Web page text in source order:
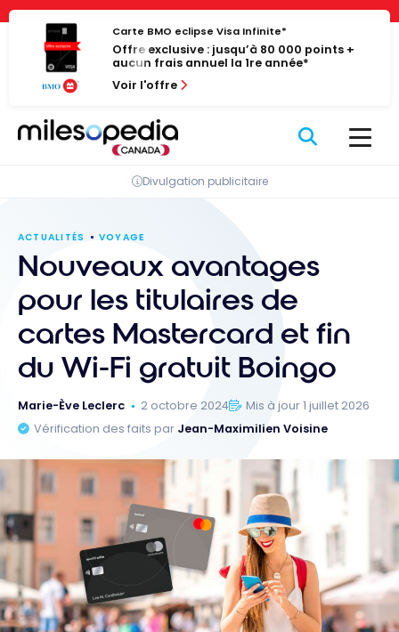
Panneau de gestion des cookies
Passer
contenu
Carte BMO eclipse Visa Infinite*
Offre exclusive : jusqu’à 80 000 points +
aucun frais annuel la 1re année*
Voir l'offre
Divulgation publicitaire
ACTUALITÉS VOYAGE
Nouveaux avantages
pour les titulaires de
cartes Mastercard et fin
du Wi-Fi gratuit Boingo
Marie-Ève Leclerc 2 octobre 2024
Mis à jour 1 juillet 2026
Vérification des faits par Jean-Maximilien Voisine